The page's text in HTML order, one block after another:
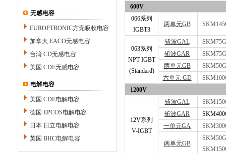
无感电容
EUROPTRONIC方壳吸收电容
加拿大 EACO无感电容
台湾 CD无感电容
美国 CDE无感电容
电解电容
美国 CDE电解电容
德国 EPCOS电解电容
日本 日立电解电容
英国 BHC电解电容
600V
066系列
IGBT3
两单元GB
063系列
NPT IGBT
(Standard)
斩波GAL
斩波GAR
两单元GB
六单元 GD
1200V
12V系列
V-IGBT
斩波GAL
斩波GAR
一单元GA
两单元GB